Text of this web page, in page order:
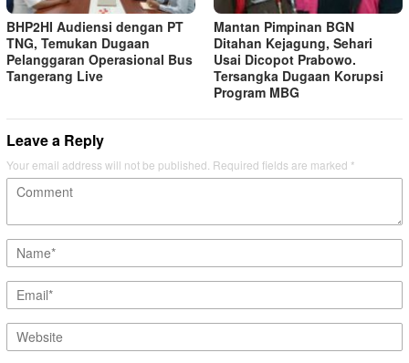
BHP2HI Audiensi dengan PT
TNG, Temukan Dugaan
Pelanggaran Operasional Bus
Tangerang Live
Mantan Pimpinan BGN
Ditahan Kejagung, Sehari
Usai Dicopot Prabowo.
Tersangka Dugaan Korupsi
Program MBG
Leave a Reply
Your email address will not be published. Required fields are marked *